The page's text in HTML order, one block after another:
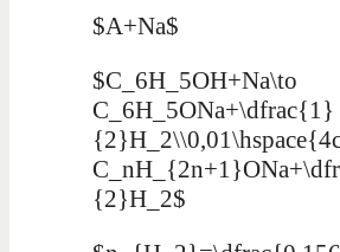
$A+Na$
$C_6H_5OH+Na\to
C_6H_5ONa+\dfrac{1}
{2}H_2$